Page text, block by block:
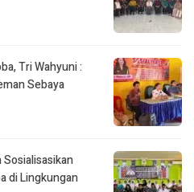
Tri Wahyuni :
Sebaya
Sosialisasikan
di Lingkungan